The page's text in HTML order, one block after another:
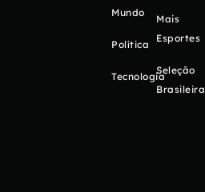
Mundo
Política
Tecnologia
Mais
Esportes
Seleção
Brasileira